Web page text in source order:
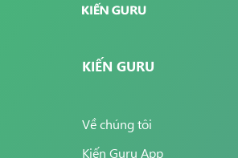
KIẾN GURU
Về chúng tôi
Kiến Guru App